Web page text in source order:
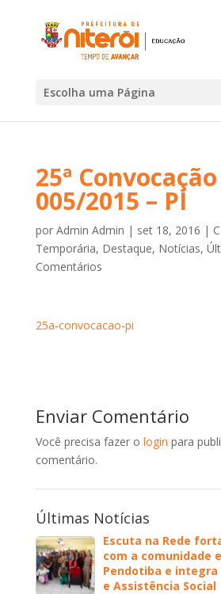
Escolha uma Página
25ª
005/2015 – PI
por Admin Admin | set 18, 2016 |
Temporária, Destaque, Notícias,
Comentários
25a-convocacao-pi
Enviar Comentário
Você precisa fazer o login para
comentário.
Últimas Notícias
Escuta na Rede
com a comunidade
Pendotiba e integra
e Assistência Social